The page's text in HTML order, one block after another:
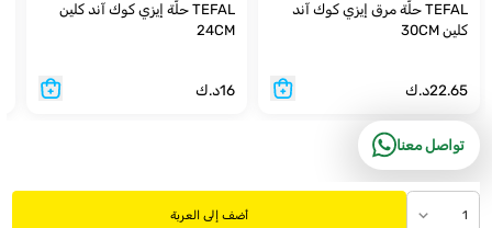
1 أضف إلى العربة
TEFAL حلّة مرق إيزي كوك آند
كلين 30CM
22.65د.ك
TEFAL حلّة إيزي كوك آند كلين
24CM
16د.ك
تواصل معنا